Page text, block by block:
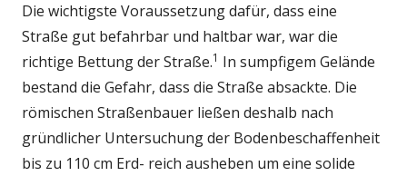
Die wichtigste Voraussetzung dafür, dass eine
Straße gut befahrbar und haltbar war, war die
richtige Bettung der Straße.1 In sumpfigem Gelände
bestand die Gefahr, dass die Straße absackte. Die
römischen Straßenbauer ließen deshalb nach
gründlicher Untersuchung der Bodenbeschaffenheit
bis zu 110 cm Erd- reich ausheben um eine solide